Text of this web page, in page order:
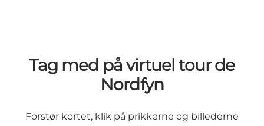
Tag med på virtuel tour de
Nordfyn
Forstør kortet, klik på prikkerne og billederne